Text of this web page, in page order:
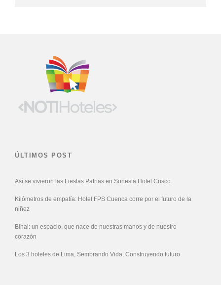
ÚLTIMOS POST
Así se vivieron las Fiestas Patrias en Sonesta Hotel Cusco
Kilómetros de empatía: Hotel FPS Cuenca corre por el futuro de la
niñez
Bihai: un espacio, que nace de nuestras manos y de nuestro
corazón
Los 3 hoteles de Lima, Sembrando Vida, Construyendo futuro